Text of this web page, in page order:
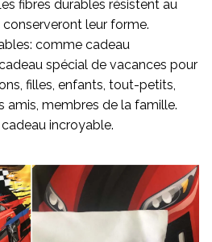
fibres durables résistent au
leur forme.
comme cadeau
spécial de vacances pour
filles, enfants, tout-petits,
amis, membres de la famille.
incroyable.